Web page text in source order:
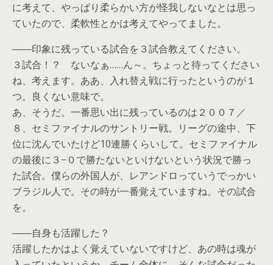
に考えて、やっぱり柔らかい方が怪我しないなとは思っ
ていたので、柔軟性とかは考えてやってました。
――印象に残っている試合を３試合教えてください。
３試合！？ ないなぁ……ん～。ちょっと待ってください
ね、考えます。ああ、入れ替え戦に行ったというのが１
つ。良くない意味で。
あ、そうだ。一番思い出に残っているのは２００７／
８、セミファイナルのサントリー戦。リーグの途中、下
位に沈んでいたけど10連勝くらいして。セミファイナル
の最後に３−０で勝たないといけないという状況で勝っ
た試合。僕らの外国人が、レアンドロっていうでっかい
ブラジル人で。その時が一番覚えていますね。その試合
を。
――自身も活躍した？
活躍したかはよく覚えていないですけど、あの時は魂が